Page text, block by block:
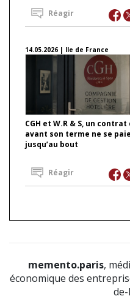
Réagir
14.05.2026 | Ile de France
CGH et W.R & S, un
avant son terme ne se
jusqu’au bout
Réagir
memento.paris,
économique des
de-